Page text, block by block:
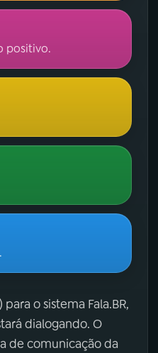
positivo.
o sistema Fala.BR,
dialogando. O
de comunicação da